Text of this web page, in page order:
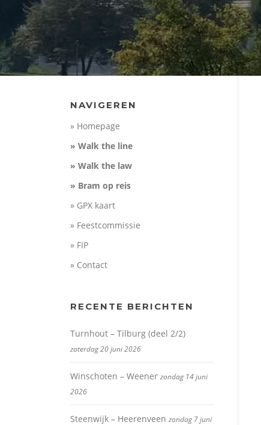
NAVIGEREN
» Homepage
» Walk the line
» Walk the law
» Bram op reis
» GPX kaart
» Feestcommissie
» FIP
» Contact
RECENTE BERICHTEN
Turnhout – Tilburg (deel 2/2)
zaterdag 20 juni 2026
Winschoten – Weener zondag 14 juni
2026
Steenwijk – Heerenveen zondag 7 juni